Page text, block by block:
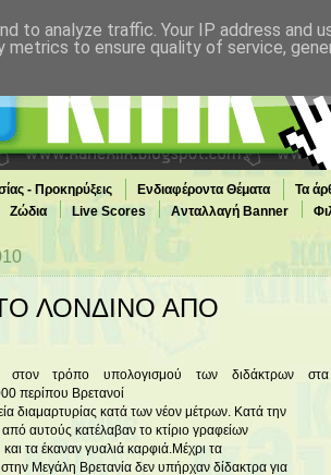
- Προκηρύξεις Ενδιαφέροντα Θέματα Τα
Ζώδια Live Scores Ανταλλαγή Banner
ΛΟΝΔΙΝΟ ΑΠΟ
τρόπο υπολογισμού των διδάκτρων στα
περίπου Βρετανοί
διαμαρτυρίας κατά των νέον μέτρων. Κατά την
από αυτούς κατέλαβαν το κτίριο γραφείων
τα έκαναν γυαλιά καρφιά.Μέχρι τα
Μεγάλη Βρετανία δεν υπήρχαν δίδακτρα για
to analyze traffic. Your IP address and
to ensure quality of service,